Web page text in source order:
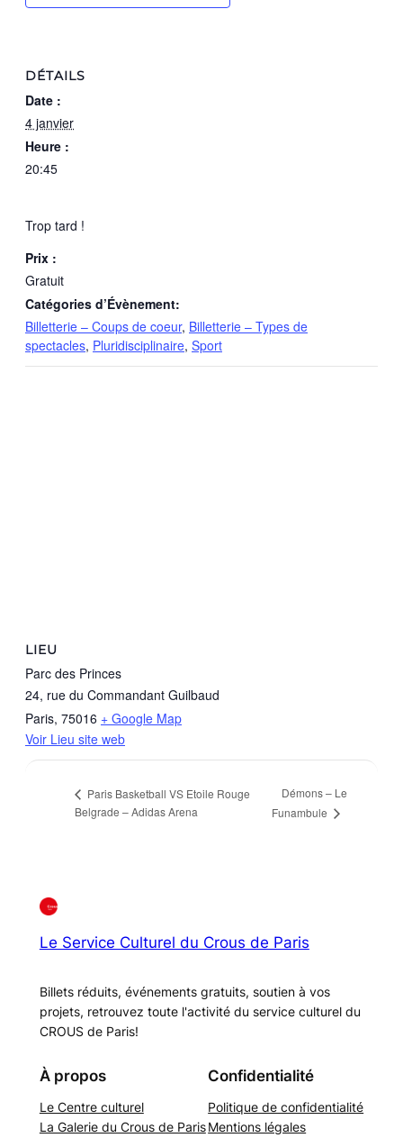
DÉTAILS
Date :
4 janvier
Heure :
20:45
Trop tard !
Prix :
Gratuit
Catégories d’Évènement:
Billetterie – Coups de coeur, Billetterie – Types de
spectacles, Pluridisciplinaire, Sport
LIEU
Parc des Princes
24, rue du Commandant Guilbaud
Paris, 75016 + Google Map
Voir Lieu site web
Paris Basketball VS Etoile Rouge
Belgrade – Adidas Arena
Démons – Le
Funambule
Le Service Culturel du Crous de Paris
Billets réduits, événements gratuits, soutien à vos
projets, retrouvez toute l'activité du service culturel du
CROUS de Paris!
À propos
Le Centre culturel
La Galerie du Crous de Paris
Confidentialité
Politique de confidentialité
Mentions légales